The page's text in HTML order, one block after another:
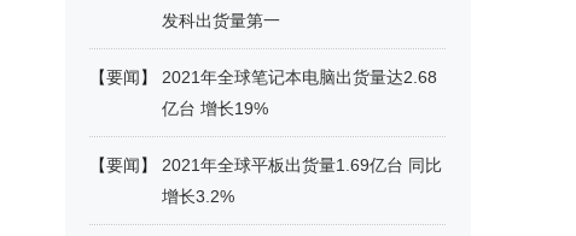
发科出货量第一
【要闻】
2021年全球笔记本电脑出货量达2.68
亿台 增长19%
【要闻】
2021年全球平板出货量1.69亿台 同比
增长3.2%